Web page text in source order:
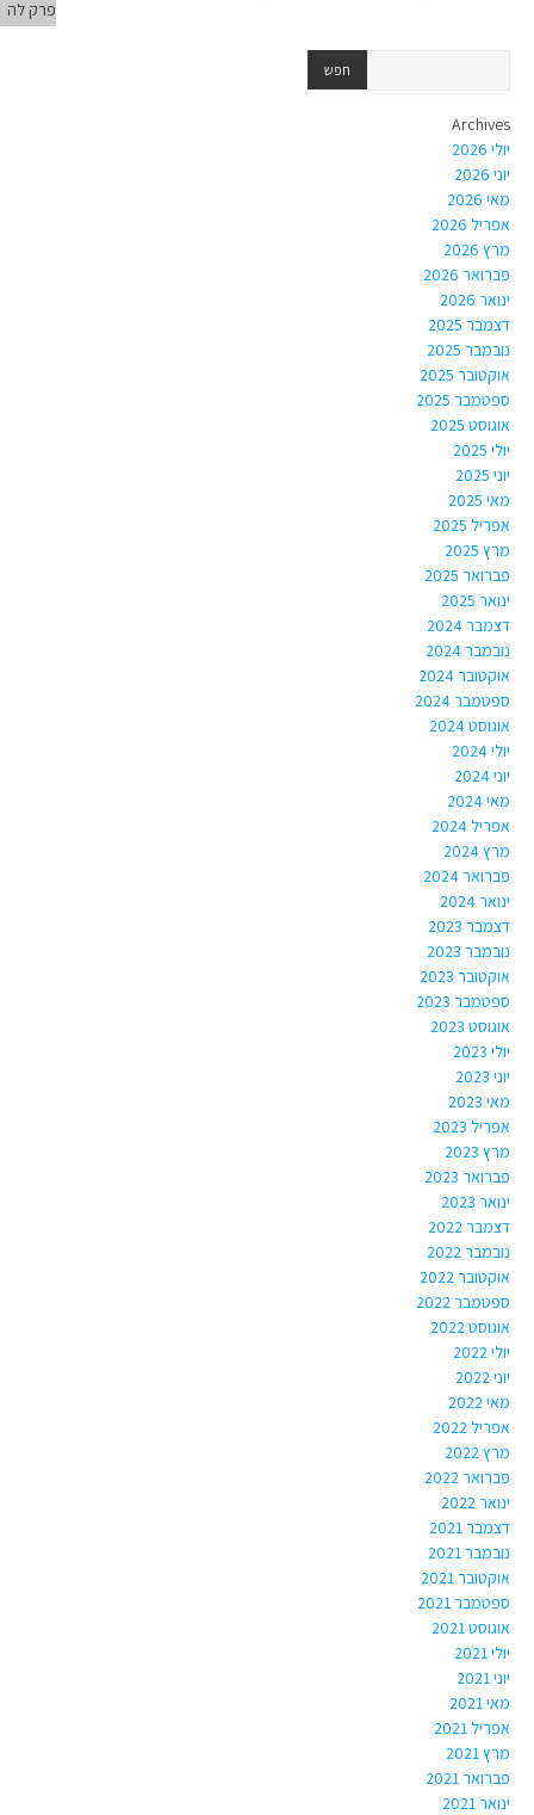
פרק לה
Archives
יולי 2026
יוני 2026
מאי 2026
אפריל 2026
מרץ 2026
פברואר 2026
ינואר 2026
דצמבר 2025
נובמבר 2025
אוקטובר 2025
ספטמבר 2025
אוגוסט 2025
יולי 2025
יוני 2025
מאי 2025
אפריל 2025
מרץ 2025
פברואר 2025
ינואר 2025
דצמבר 2024
נובמבר 2024
אוקטובר 2024
ספטמבר 2024
אוגוסט 2024
יולי 2024
יוני 2024
מאי 2024
אפריל 2024
מרץ 2024
פברואר 2024
ינואר 2024
דצמבר 2023
נובמבר 2023
אוקטובר 2023
ספטמבר 2023
אוגוסט 2023
יולי 2023
יוני 2023
מאי 2023
אפריל 2023
מרץ 2023
פברואר 2023
ינואר 2023
דצמבר 2022
נובמבר 2022
אוקטובר 2022
ספטמבר 2022
אוגוסט 2022
יולי 2022
יוני 2022
מאי 2022
אפריל 2022
מרץ 2022
פברואר 2022
ינואר 2022
דצמבר 2021
נובמבר 2021
אוקטובר 2021
ספטמבר 2021
אוגוסט 2021
יולי 2021
יוני 2021
מאי 2021
אפריל 2021
מרץ 2021
פברואר 2021
ינואר 2021